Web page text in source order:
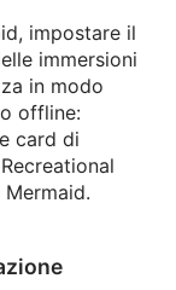
impostare il
immersioni
in modo
offline:
card di